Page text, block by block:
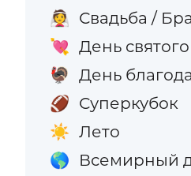
👰 Свадьба /
💘 День
🦃 День
🏈 Суперкубок
☀️ Лето
🌎 Всемирный